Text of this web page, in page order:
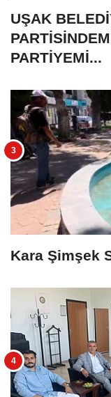
UŞAK
PARTİYEMİ...
Kara Şimşek